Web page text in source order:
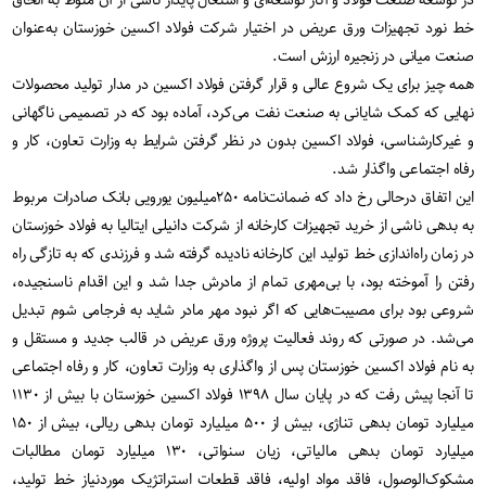
خط نورد تجهیزات ورق عریض در اختیار شرکت فولاد اکسین خوزستان به‌عنوان
صنعت میانی در زنجیره ارزش است.
همه‌ چیز برای یک شروع عالی و قرار گرفتن فولاد اکسین در مدار تولید محصولات
نهایی که کمک شایانی به صنعت نفت می‌کرد، آماده بود که در تصمیمی ناگهانی
و غیرکارشناسی، فولاد اکسین بدون در نظر گرفتن شرایط به وزارت تعاون، کار و
رفاه اجتماعی واگذار شد.
این اتفاق درحالی رخ داد که ضمانت‌نامه ۲۵۰میلیون یورویی بانک صادرات مربوط
به بدهی ناشی از خرید تجهیزات کارخانه از شرکت دانیلی ایتالیا به فولاد خوزستان
در زمان راه‌اندازی خط تولید این کارخانه نادیده گرفته شد و فرزندی که به تازگی راه
رفتن را آموخته بود، با بی‌مهری تمام از مادرش جدا شد و این اقدام ناسنجیده،
شروعی بود برای مصیبت‌هایی که اگر نبود مهر مادر شاید به فرجامی شوم تبدیل
می‌شد. در صورتی که روند فعالیت پروژه ورق عریض در قالب جدید و مستقل و
به نام فولاد اکسین خوزستان پس از واگذاری به وزارت تعاون، کار و رفاه اجتماعی
تا آنجا پیش رفت که در پایان سال ۱۳۹۸ فولاد اکسین خوزستان با بیش از ۱۱۳۰
میلیارد تومان بدهی تناژی، بیش از ۵۰۰ میلیارد تومان بدهی ریالی، بیش از ۱۵۰
میلیارد تومان بدهی مالیاتی، زیان سنواتی، ۱۳۰ میلیارد تومان مطالبات
مشکوک‌الوصول، فاقد مواد اولیه، فاقد قطعات استراتژیک موردنیاز خط تولید،